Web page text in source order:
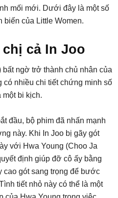
mối mới. Dưới đây là một số
biến của Little Women.
cả In Joo
bất ngờ trở thành chủ nhân của
có nhiều chi tiết chứng minh số
một bi kịch.
đầu, bộ phim đã nhấn mạnh
này. Khi In Joo bị gãy gót
với Hwa Young (Choo Ja
định giúp đỡ cô ấy bằng
cao gót sang trọng để bước
tiết nhỏ này có thể là một